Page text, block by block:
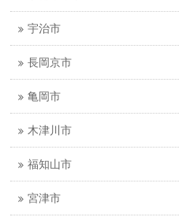
宇治市
長岡京市
亀岡市
木津川市
福知山市
宮津市